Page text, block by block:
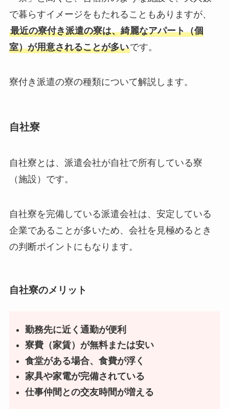
で暮らすイメージをもたれることもありますが、
最近の寮付き派遣の寮は、綺麗なアパート（個
室）が用意されることが多いです。
寮付き派遣の寮の種類について解説します。
自社寮
自社寮とは、派遣会社が自社で所有している寮
（施設）です。
自社寮を完備している派遣会社は、安定している
企業であることが多いため、会社を見極めるとき
の判断ポイントにもなります。
自社寮のメリット
勤務先に近く通勤が便利
寮費（家賃）が無料または安い
食堂がある場合、食費が浮く
家具や家電が完備されている
仕事仲間との交友時間が増える